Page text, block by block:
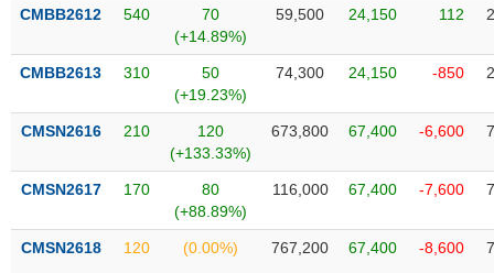
CMBB2612 540
70
(+14.89%)
59,500 24,150 112
CMBB2613 310
50
(+19.23%)
74,300 24,150 -850
CMSN2616 210
120
(+133.33%)
673,800 67,400 -6,600
CMSN2617 170
80
(+88.89%)
116,000 67,400 -7,600
CMSN2618 120 (0.00%) 767,200 67,400 -8,600
BẤT
ĐỘNG
chứng
khoán
Tất cả Cổ phiếu Chỉ số Chứng chỉ quỹ Chứng